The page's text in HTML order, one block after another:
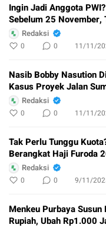
Ingin Jadi Anggota
Sebelum 25 November,
Redaksi
0 0 11/11/
Nasib Bobby Nasution
Kasus Proyek Jalan
Redaksi
0 0 11/11/
Tak Perlu Tunggu
Berangkat Haji Furoda
Redaksi
0 0 9/11/
Menkeu Purbaya Susun
Rupiah, Ubah Rp1.000